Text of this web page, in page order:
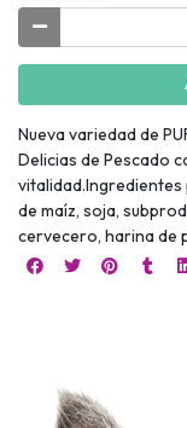
Nueva variedad de
Delicias de Pescado
vitalidad.Ingredientes
de maíz, soja,
cervecero, harina de